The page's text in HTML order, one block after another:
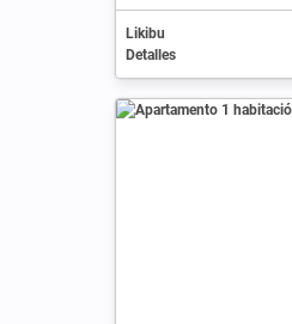
Likibu
Detalles